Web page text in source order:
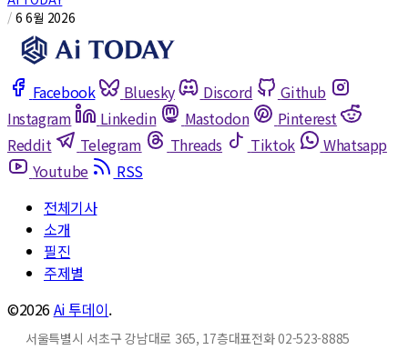
/ 6 6월 2026
Facebook Bluesky Discord
Github
Instagram
Linkedin Mastodon
Pinterest
Reddit
Telegram Threads Tiktok
Whatsapp
Youtube
RSS
전체기사
소개
필진
주제별
©2026Ai 투데이.
서울특별시 서초구 강남대로 365, 17층대표전화 02-523-8885